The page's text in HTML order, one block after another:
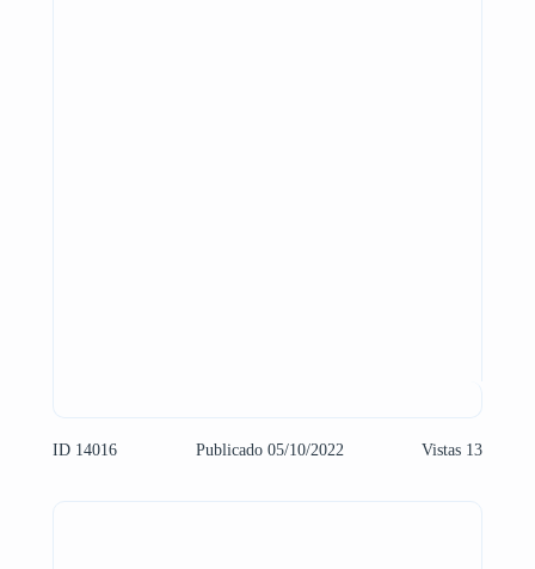
ID 14016 Publicado 05/10/2022 Vistas 13